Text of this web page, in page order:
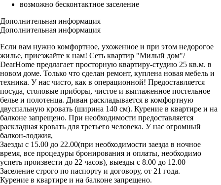
возможно бесконтактное заселение
Дополнительная информация
Дополнительная информация
Если вам нужно комфортное, ухоженное и при этом недорогое
жилье, приезжайте к нам! Сеть квартир "Милый дом"/
DearHome предлагает просторную квартиру-студию 25 кв.м. в
новом доме. Только что сделан ремонт, куплена новая мебель и
техника. У нас чисто, как в операционной! Предоставляется
посуда, столовые приборы, чистое и выглаженное постельное
белье и полотенца. Диван раскладывается в комфортную
двуспальную кровать (ширина 140 см). Курение в квартире и на
балконе запрещено. При необходимости предоставляется
раскладная кровать для третьего человека. У нас огромный
балкон-лоджия,
Заезды с 15.00 до 22.00(при необходимости заезда в ночное
время, все процедуры бронирования и оплаты, необходимо
успеть произвести до 22 часов), выезды с 8.00 до 12.00
Заселение строго по паспорту и договору, от 21 года.
Курение в квартире и на балконе запрещено.